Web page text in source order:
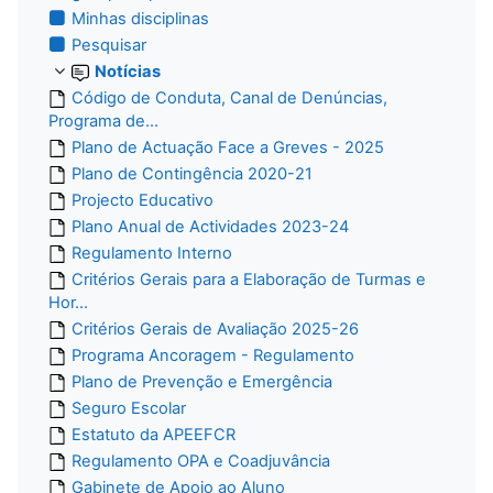
Minhas disciplinas
Pesquisar
Notícias
Código de Conduta, Canal de Denúncias,
Programa de...
Plano de Actuação Face a Greves - 2025
Plano de Contingência 2020-21
Projecto Educativo
Plano Anual de Actividades 2023-24
Regulamento Interno
Critérios Gerais para a Elaboração de Turmas e
Hor...
Critérios Gerais de Avaliação 2025-26
Programa Ancoragem - Regulamento
Plano de Prevenção e Emergência
Seguro Escolar
Estatuto da APEEFCR
Regulamento OPA e Coadjuvância
Gabinete de Apoio ao Aluno